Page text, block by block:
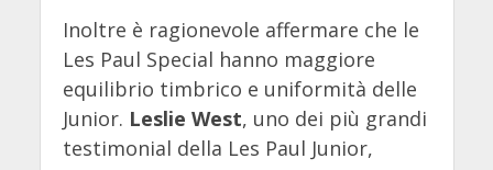
Inoltre è ragionevole affermare che le
Les Paul Special hanno maggiore
equilibrio timbrico e uniformità delle
Junior. Leslie West, uno dei più grandi
testimonial della Les Paul Junior,